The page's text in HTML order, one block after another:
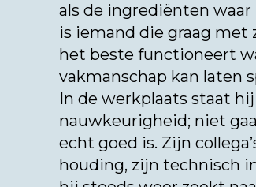
als de ingrediënten
is iemand die graag met
het beste functioneert
vakmanschap kan laten
In de werkplaats staat
nauwkeurigheid; niet
echt goed is. Zijn
houding, zijn technisch